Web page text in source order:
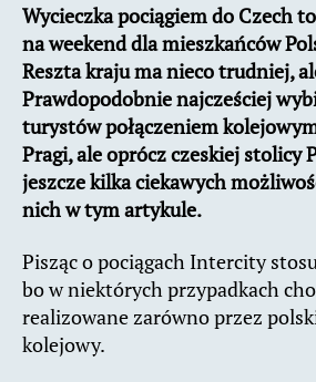
Wycieczka pociągiem do Czech
na weekend dla mieszkańców
Reszta kraju ma nieco trudniej,
Prawdopodobnie najcześciej
turystów połączeniem
Pragi, ale oprócz czeskiej stolicy
jeszcze kilka ciekawych
nich w tym artykule.
Pisząc o pociągach Intercity
bo w niektórych przypadkach
realizowane zarówno przez
kolejowy.